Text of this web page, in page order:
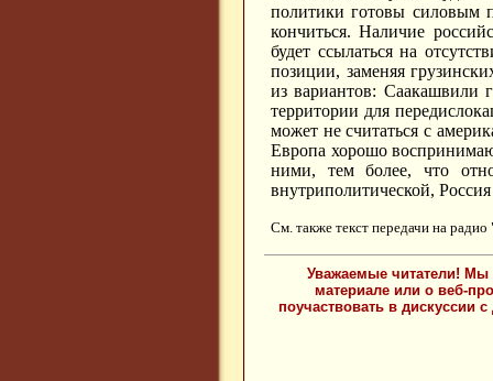
политики готовы силовым
кончиться. Наличие
будет ссылаться на
позиции, заменяя
из вариантов: Саакашвили
территории для
может не считаться с
Европа хорошо
ними, тем более, что
внутриполитической,
См. также текст передачи на
Уважаемые читатели! Мы
материале или о веб-
поучаствовать в дискуссии